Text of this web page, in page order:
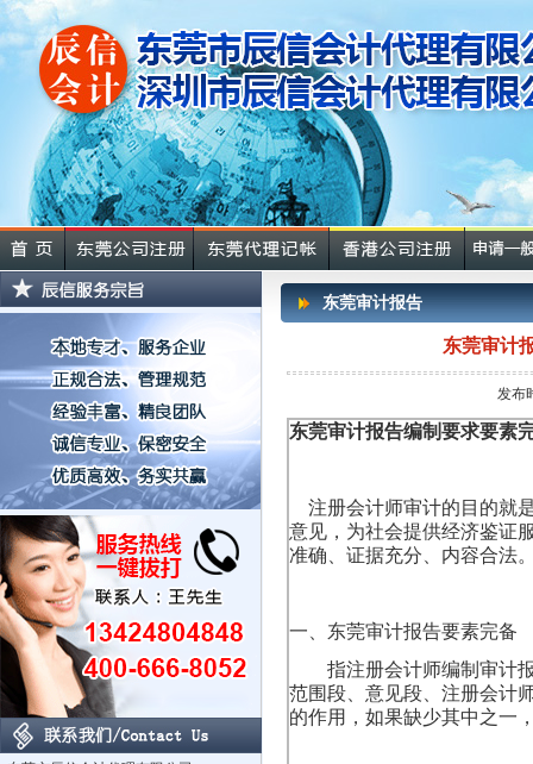
东莞审计报告
东莞审计
发布
东莞审计报告编制要求要
注册会计师审计的目的就
意见，为社会提供经济鉴证
准确、证据充分、内容合法
一、东莞审计报告要素完备
指注册会计师编制审计报
范围段、意见段、注册会计
的作用，如果缺少其中之一